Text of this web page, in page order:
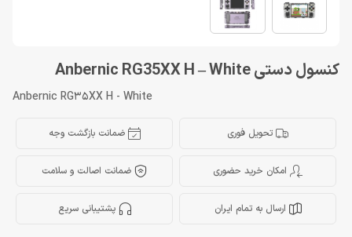
کنسول دستی Anbernic RG35XX H – White
Anbernic RG35XX H - White
تحویل فوری ضمانت بازگشت وجه
امکان خرید حضوری ضمانت اصالت و سلامت
ارسال به تمام ایران پشتیبانی سریع